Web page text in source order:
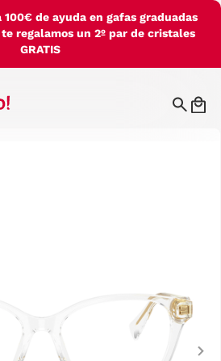
100€ de ayuda en gafas graduadas
regalamos un 2º par de cristales
GRATIS